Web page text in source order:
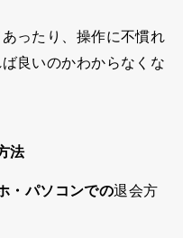
ったり、操作に不慣れ
良いのかわからなくな
法
・パソコンでの退会方